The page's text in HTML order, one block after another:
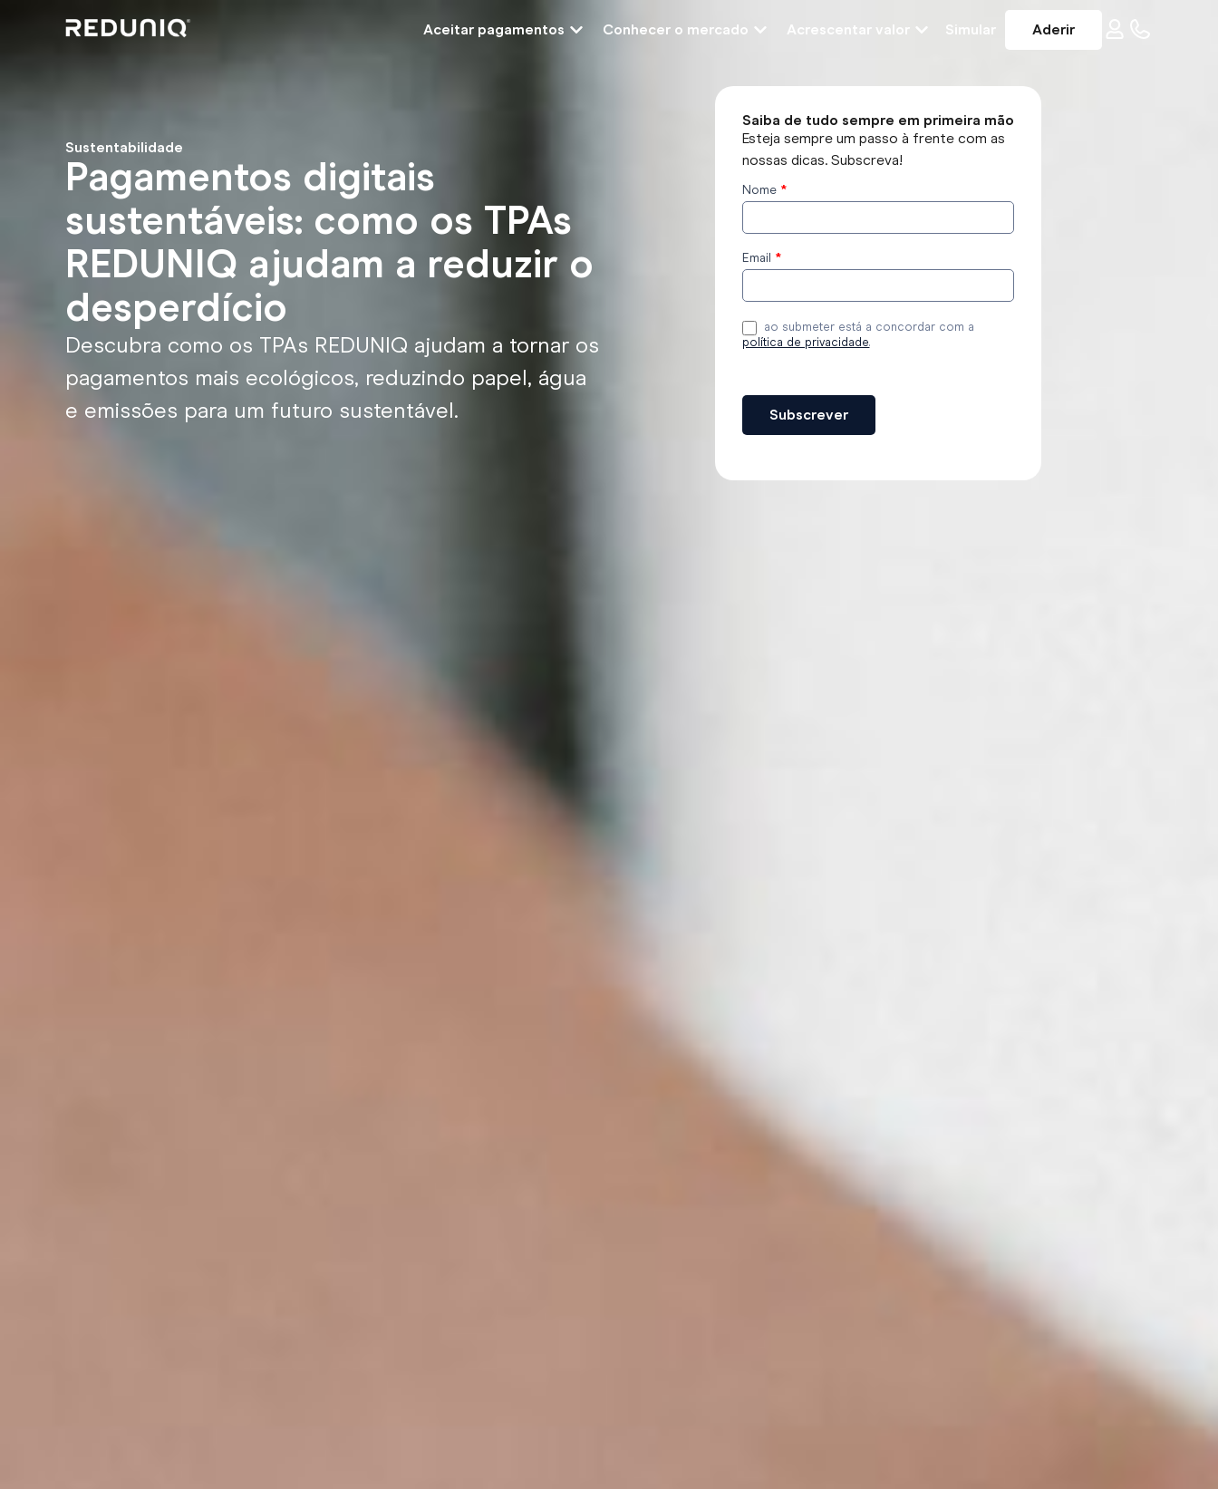
Aceitar pagamentos Conhecer o mercado Acrescentar valor Simular Aderir
Sustentabilidade
Pagamentos digitais
sustentáveis: como os TPAs
REDUNIQ ajudam a reduzir o
desperdício
Descubra como os TPAs REDUNIQ ajudam a tornar os
pagamentos mais ecológicos, reduzindo papel, água
e emissões para um futuro sustentável.
Saiba de tudo sempre em primeira mão
Esteja sempre um passo à frente com as
nossas dicas. Subscreva!
Subscrever
Nome *
Email *
ao submeter está a concordar com a
política de privacidade.
Subscrever